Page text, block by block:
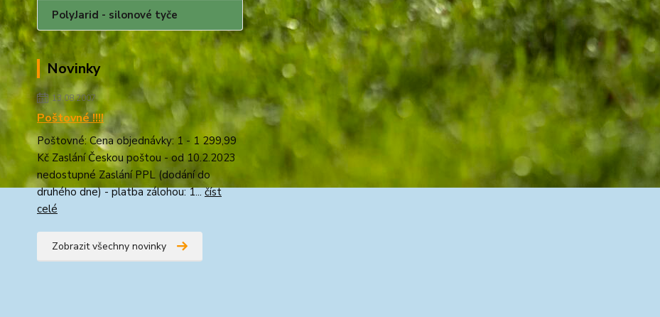
PolyJarid - silonové tyče
Novinky
13.08.2007
Poštovné !!!!
Poštovné: Cena objednávky: 1 - 1 299,99
Kč Zaslání Českou poštou - od 10.2.2023
nedostupné Zaslání PPL (dodání do
druhého dne) - platba zálohou: 1...číst
celé
Zobrazit všechny novinky